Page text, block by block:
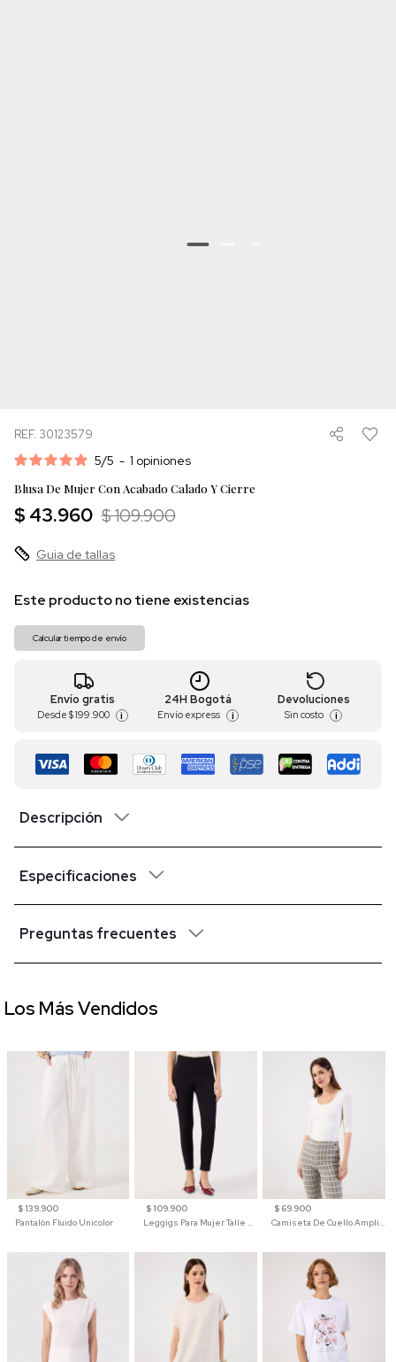
REF. 30123579
5/5 - 1 opiniones
Blusa De Mujer Con Acabado Calado Y Cierre
$ 43.960 $ 109.900
Guia de tallas
Este producto no tiene existencias
Calcular tiempo de envío
Envío gratis
Desde $ 199.900 i
24H Bogotá
Envío express i
Devoluciones
Sin costo i
Descripción
Especificaciones
Preguntas frecuentes
$ 139.900
Pantalón Fluido Unicolor
$ 109.900
Leggigs Para Mujer Talle Alto Liso
$ 69.900
Camiseta De Cuello Amplio Y Manga 3/4 Para Mujer
Los Más Vendidos